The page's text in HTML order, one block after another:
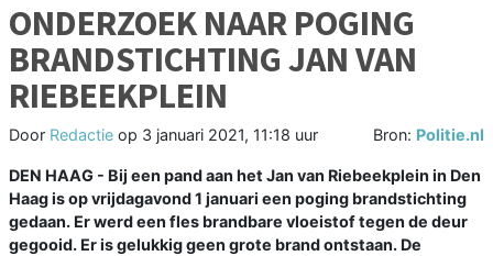
ONDERZOEK NAAR POGING
BRANDSTICHTING JAN VAN
RIEBEEKPLEIN
Door Redactie op 3 januari 2021, 11:18 uur Bron: Politie.nl
DEN HAAG - Bij een pand aan het Jan van Riebeekplein in Den
Haag is op vrijdagavond 1 januari een poging brandstichting
gedaan. Er werd een fles brandbare vloeistof tegen de deur
gegooid. Er is gelukkig geen grote brand ontstaan. De